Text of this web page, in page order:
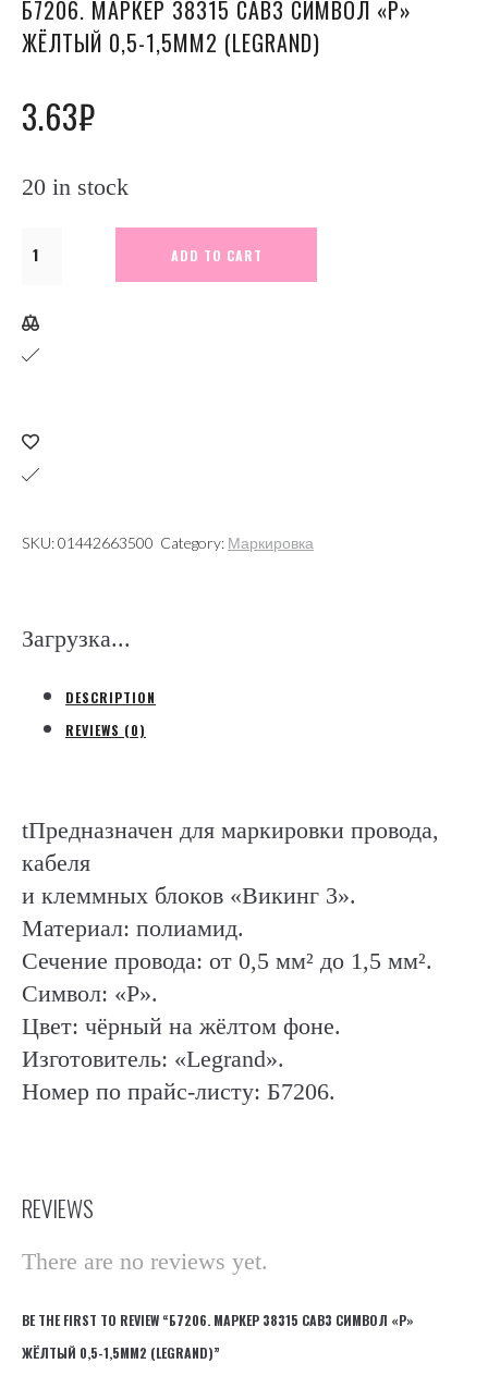
Б7206. МАРКЕР 38315 CAB3 СИМВОЛ «Р»
ЖЁЛТЫЙ 0,5-1,5ММ2 (LEGRAND)
3.63₽
20 in stock
Б7206.
38315
жёлтый
0,5-
(Legrand)
ADD TO CART
SKU:01442663500 Category: Маркировка
Загрузка...
DESCRIPTION
REVIEWS (0)
tПредназначен для маркировки провода,
кабеля
и клеммных блоков «Викинг 3».
Материал: полиамид.
Сечение провода: от 0,5 мм² до 1,5 мм².
Символ: «P».
Цвет: чёрный на жёлтом фоне.
Изготовитель: «Legrand».
Номер по прайс-листу: Б7206.
REVIEWS
There are no reviews yet.
BE THE FIRST TO REVIEW “Б7206. МАРКЕР 38315 CAB3 СИМВОЛ «Р»
ЖЁЛТЫЙ 0,5-1,5ММ2 (LEGRAND)”